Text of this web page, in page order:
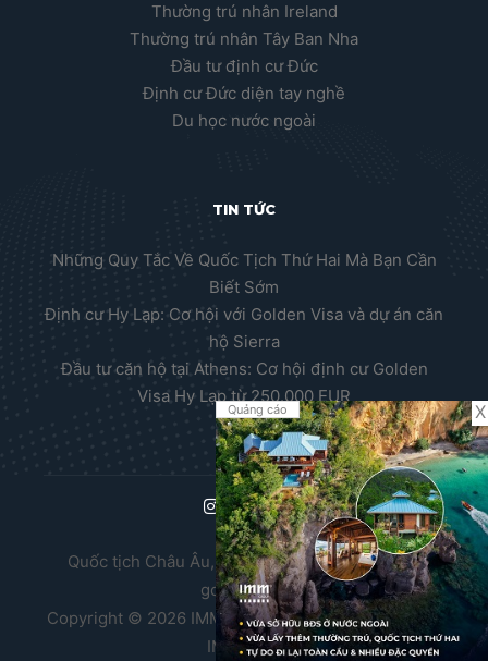
Thường trú nhân Ireland
Thường trú nhân Tây Ban Nha
Đầu tư định cư Đức
Định cư Đức diện tay nghề
Du học nước ngoài
TIN TỨC
Những Quy Tắc Về Quốc Tịch Thứ Hai Mà Bạn Cần
Biết Sớm
Định cư Hy Lạp: Cơ hội với Golden Visa và dự án căn
hộ Sierra
Đầu tư căn hộ tại Athens: Cơ hội định cư Golden
Visa Hy Lạp từ 250.000 EUR
Quốc tịch Châu Âu, Thường trú nhân Châu Âu,
golden visa
Copyright © 2026 IMM Group. Thiết kế website bởi
IMM BDA.
Quảng cáo X